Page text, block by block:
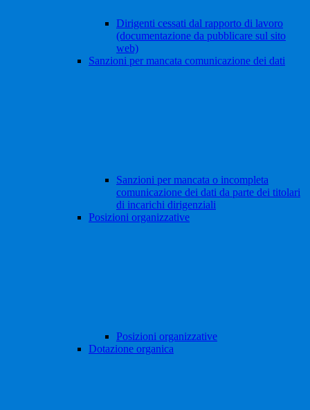
Dirigenti cessati dal rapporto di lavoro
(documentazione da pubblicare sul sito
web)
Sanzioni per mancata comunicazione dei dati
Sanzioni per mancata o incompleta
comunicazione dei dati da parte dei titolari
di incarichi dirigenziali
Posizioni organizzative
Posizioni organizzative
Dotazione organica